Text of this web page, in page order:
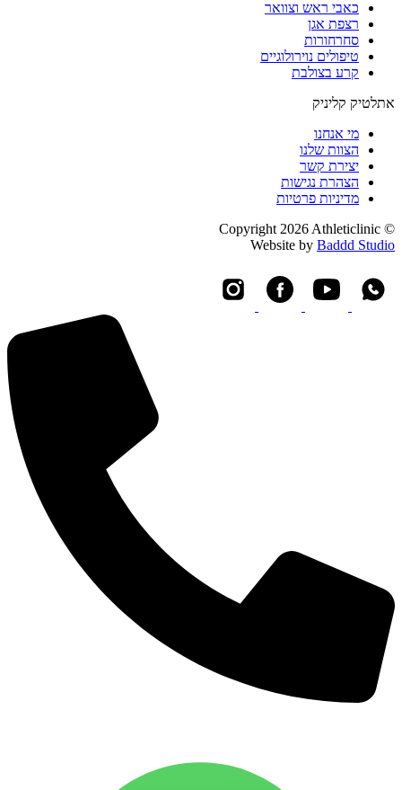
כאבי ראש וצוואר
רצפת אגן
סחרחורות
טיפולים נוירולוגיים
קרע בצולבת
אתלטיק קליניק
מי אנחנו
הצוות שלנו
יצירת קשר
הצהרת נגישות
מדיניות פרטיות
© Copyright 2026 Athleticlinic
Website by Baddd Studio